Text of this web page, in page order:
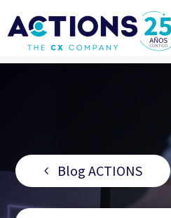
Blog ACTIONS